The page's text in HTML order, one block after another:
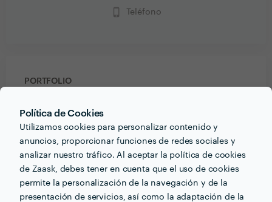
Política de Cookies
Utilizamos cookies para personalizar contenido y
anuncios, proporcionar funciones de redes sociales y
analizar nuestro tráfico. Al aceptar la política de cookies
de Zaask, debes tener en cuenta que el uso de cookies
permite la personalización de la navegación y de la
presentación de servicios, así como la adaptación de la
phone_iphone Teléfono
PORTFOLIO